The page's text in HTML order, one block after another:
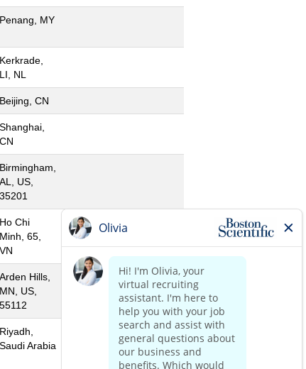
Penang, MY
Kerkrade,
LI, NL
Beijing, CN
Shanghai,
CN
Birmingham,
AL, US,
35201
Ho Chi
Minh, 65,
VN
Arden Hills,
MN, US,
55112
Riyadh,
Saudi Arabia